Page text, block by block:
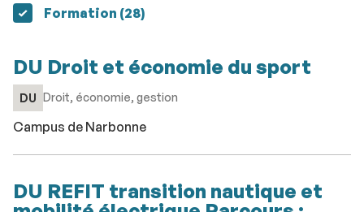
Formation (28résultats
)
DU Droit et économie du sport
DU Droit, économie, gestion
Campus de Narbonne
DU REFIT transition nautique et